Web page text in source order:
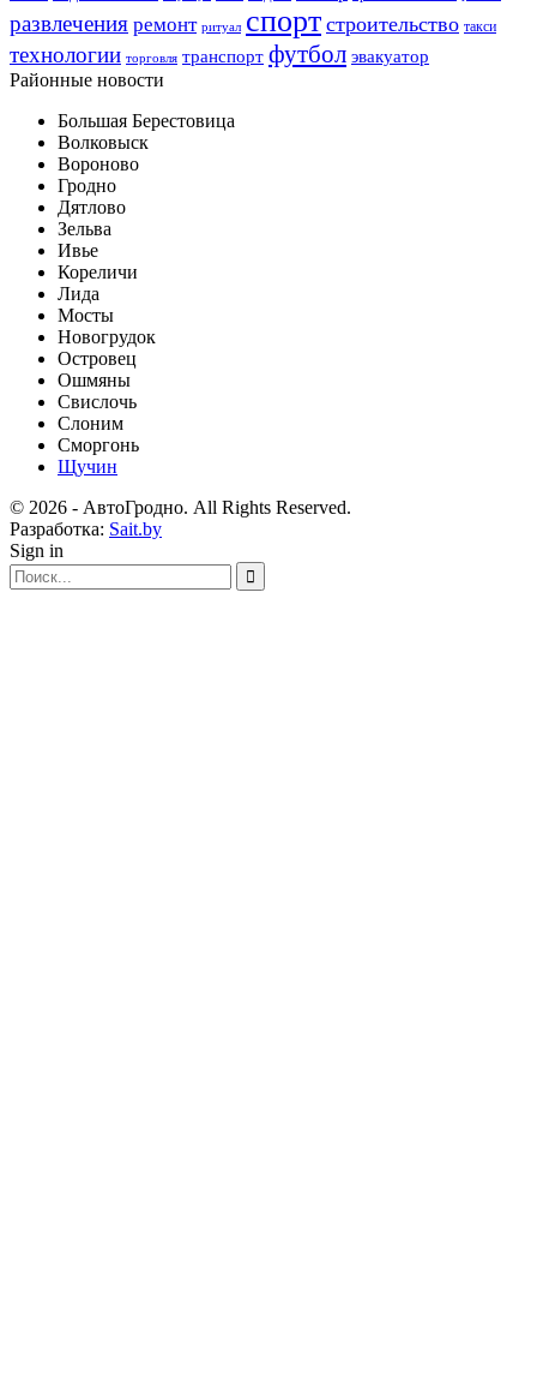
развлечения ремонт ритуал спорт строительство такси
технологии торговля транспорт футбол эвакуатор
Районные новости
Большая Берестовица
Волковыск
Вороново
Гродно
Дятлово
Зельва
Ивье
Кореличи
Лида
Мосты
Новогрудок
Островец
Ошмяны
Свислочь
Слоним
Сморгонь
Щучин
© 2026 - АвтоГродно. All Rights Reserved.
Разработка: Sait.by
Sign in